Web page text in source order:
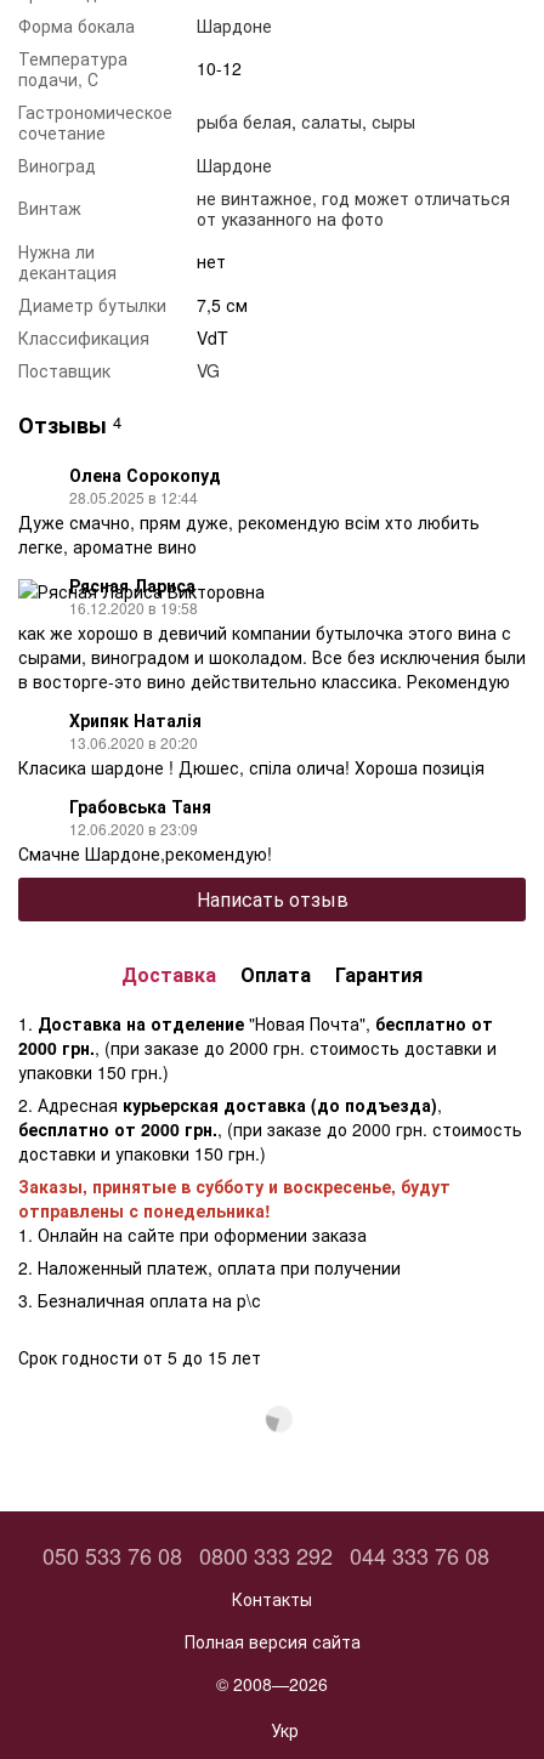
Форма бокала
Шардоне
Температура
подачи, С
10-12
Гастрономическое
сочетание
рыба белая, салаты, сыры
Виноград
Шардоне
Винтаж
не винтажное, год может отличаться
от указанного на фото
Нужна ли
декантация
нет
Диаметр бутылки
7,5 см
Классификация
VdT
Поставщик
VG
Отзывы 4
Олена Сорокопуд
28.05.2025 в 12:44
Дуже смачно, прям дуже, рекомендую всім хто любить
легке, ароматне вино
Рясная Лариса
16.12.2020 в 19:58
как же хорошо в девичий компании бутылочка этого вина с
сырами, виноградом и шоколадом. Все без исключения были
в восторге-это вино действительно классика. Рекомендую
Хрипяк Наталія
13.06.2020 в 20:20
Класика шардоне ! Дюшес, спіла олича! Хороша позиція
Грабовська Таня
12.06.2020 в 23:09
Смачне Шардоне,рекомендую!
Написать отзыв
Доставка Оплата Гарантия
1. Доставка на отделение "Новая Почта", бесплатно от
2000 грн., (при заказе до 2000 грн. стоимость доставки и
упаковки 150 грн.)
2. Адресная курьерская доставка (до подъезда),
бесплатно от 2000 грн., (при заказе до 2000 грн. стоимость
доставки и упаковки 150 грн.)
Заказы, принятые в субботу и воскресенье, будут
отправлены с понедельника!
1. Онлайн на сайте при оформении заказа
2. Наложенный платеж, оплата при получении
3. Безналичная оплата на р\с
Срок годности от 5 до 15 лет
050 533 76 08 0800 333 292 044 333 76 08
Контакты
Полная версия сайта
© 2008—2026
Укр